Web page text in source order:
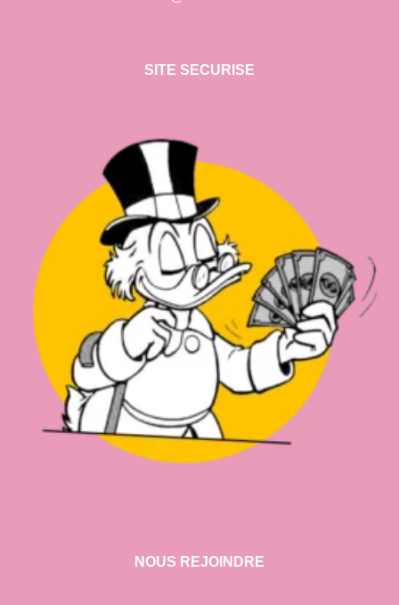
SITE SECURISE
NOUS REJOINDRE